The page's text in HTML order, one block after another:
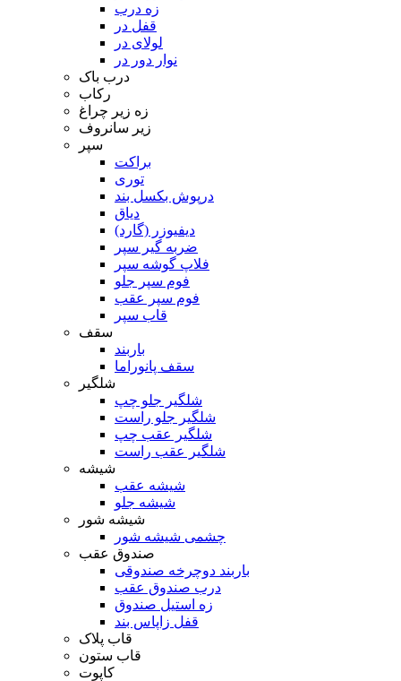
زه درب
قفل در
لولای در
نوار دور در
درب باک
رکاب
زه زیر چراغ
زیر سانروف
سپر
براکت
توری
درپوش بکسل بند
دیاق
دیفیوزر (گارد)
ضربه گیر سپر
فلاپ گوشه سپر
فوم سپر جلو
فوم سپر عقب
قاب سپر
سقف
باربند
سقف پانوراما
شلگیر
شلگیر جلو چپ
شلگیر جلو راست
شلگیر عقب چپ
شلگیر عقب راست
شیشه
شیشه عقب
شیشه جلو
شیشه شور
چشمی شیشه شور
صندوق عقب
باربند دوچرخه صندوقی
درب صندوق عقب
زه استیل صندوق
قفل زاپاس بند
قاب پلاک
قاب ستون
کاپوت